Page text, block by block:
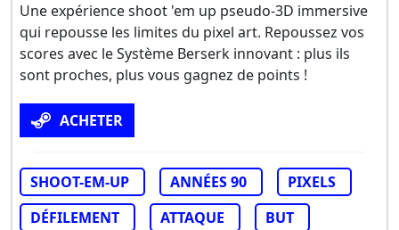
Une expérience shoot 'em up pseudo-3D immersive
qui repousse les limites du pixel art. Repoussez vos
scores avec le Système Berserk innovant : plus ils
sont proches, plus vous gagnez de points !
ACHETER
SHOOT-EM-UP ANNÉES 90
PIXELS
DÉFILEMENT
ATTAQUE
BUT